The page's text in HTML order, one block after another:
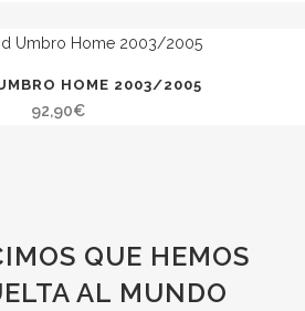
HOME 2003/2005
92,90€
QUE HEMOS
AL MUNDO